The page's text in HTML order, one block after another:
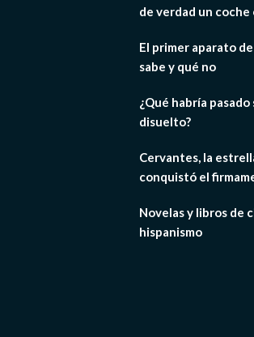
de verdad un
El primer aparato
sabe y qué no
¿Qué habría
disuelto?
Cervantes, la
conquistó el
Novelas y libros de
hispanismo